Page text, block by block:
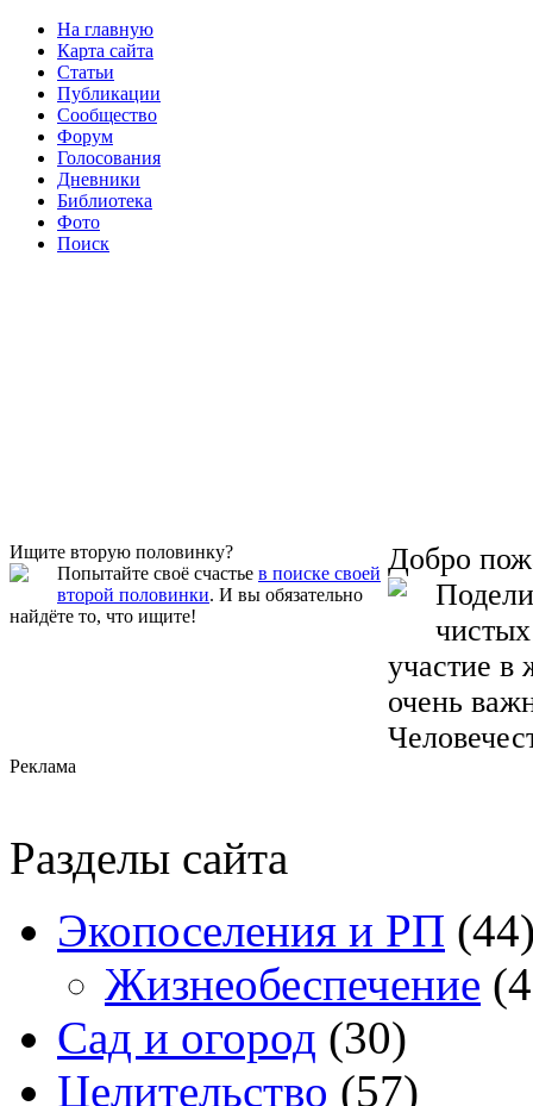
На главную
Карта сайта
Статьи
Публикации
Сообщество
Форум
Голосования
Дневники
Библиотека
Фото
Поиск
Ищите вторую половинку?
Попытайте своё счастье в поиске своей
второй половинки. И вы обязательно
найдёте то, что ищите!
Добро
участие в
очень
Реклама
Разделы сайта
Экопоселения и РП
Жизнеобеспечение
Сад и огород (30)
Целительство (57)